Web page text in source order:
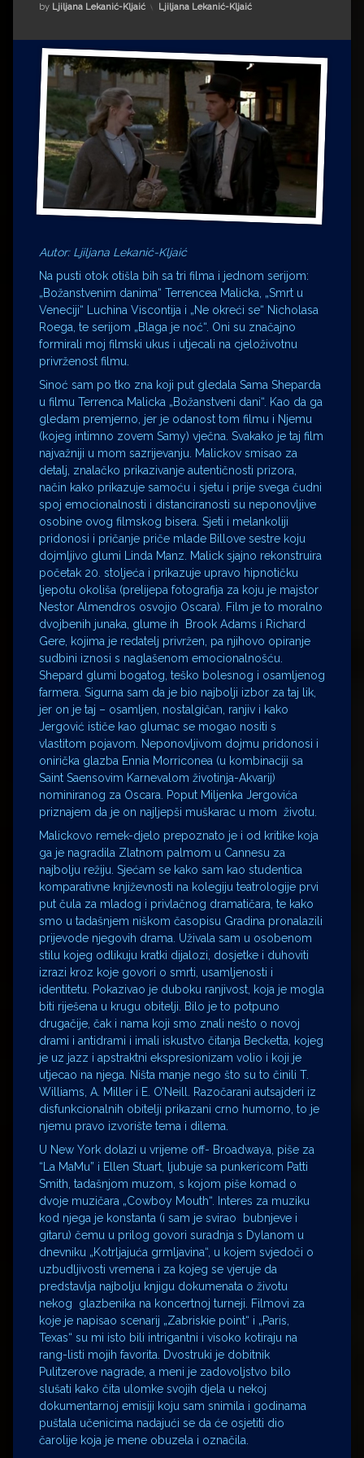
Impressum
Milenko Strižak
Drugi autori
Drugi autori
Matea Andrić
Ljiljana Lekanić-Kljaić
Željko Krznarić
Mario Lovreković
by Ljiljana Lekanić-Kljaić Kategorije:
Ljiljana Lekanić-Kljaić
Autor: Ljiljana Lekanić-Kljaić
Na pusti otok otišla bih sa tri filma i jednom serijom:
„Božanstvenim danima“ Terrencea Malicka, „Smrt u
Veneciji“ Luchina Viscontija i „Ne okreći se“ Nicholasa
Roega, te serijom „Blaga je noć“. Oni su značajno
formirali moj filmski ukus i utjecali na cjeloživotnu
privrženost filmu.
Sinoć sam po tko zna koji put gledala Sama Sheparda
u filmu Terrenca Malicka „Božanstveni dani“. Kao da ga
gledam premjerno, jer je odanost tom filmu i Njemu
(kojeg intimno zovem Samy) vječna. Svakako je taj film
najvažniji u mom sazrijevanju. Malickov smisao za
detalj, znalačko prikazivanje autentičnosti prizora,
način kako prikazuje samoću i sjetu i prije svega čudni
spoj emocionalnosti i distanciranosti su neponovljive
osobine ovog filmskog bisera. Sjeti i melankoliji
pridonosi i pričanje priče mlade Billove sestre koju
dojmljivo glumi Linda Manz. Malick sjajno rekonstruira
početak 20. stoljeća i prikazuje upravo hipnotičku
ljepotu okoliša (prelijepa fotografija za koju je majstor
Nestor Almendros osvojio Oscara). Film je to moralno
dvojbenih junaka, glume ih Brook Adams i Richard
Gere, kojima je redatelj privržen, pa njihovo opiranje
sudbini iznosi s naglašenom emocionalnošću.
Shepard glumi bogatog, teško bolesnog i osamljenog
farmera. Sigurna sam da je bio najbolji izbor za taj lik,
jer on je taj – osamljen, nostalgičan, ranjiv i kako
Jergović ističe kao glumac se mogao nositi s
vlastitom pojavom. Neponovljivom dojmu pridonosi i
onirička glazba Ennia Morriconea (u kombinaciji sa
Saint Saensovim Karnevalom životinja-Akvarij)
nominiranog za Oscara. Poput Miljenka Jergovića
priznajem da je on najljepši muškarac u mom životu.
Malickovo remek-djelo prepoznato je i od kritike koja
ga je nagradila Zlatnom palmom u Cannesu za
najbolju režiju. Sjećam se kako sam kao studentica
komparativne književnosti na kolegiju teatrologije prvi
put čula za mladog i privlačnog dramatičara, te kako
smo u tadašnjem niškom časopisu Gradina pronalazili
prijevode njegovih drama. Uživala sam u osobenom
stilu kojeg odlikuju kratki dijalozi, dosjetke i duhoviti
izrazi kroz koje govori o smrti, usamljenosti i
identitetu. Pokazivao je duboku ranjivost, koja je mogla
biti riješena u krugu obitelji. Bilo je to potpuno
drugačije, čak i nama koji smo znali nešto o novoj
drami i antidrami i imali iskustvo čitanja Becketta, kojeg
je uz jazz i apstraktni ekspresionizam volio i koji je
utjecao na njega. Ništa manje nego što su to činili T.
Williams, A. Miller i E. O’Neill. Razočarani autsajderi iz
disfunkcionalnih obitelji prikazani crno humorno, to je
njemu pravo izvorište tema i dilema.
U New York dolazi u vrijeme off- Broadwaya, piše za
“La MaMu” i Ellen Stuart, ljubuje sa punkericom Patti
Smith, tadašnjom muzom, s kojom piše komad o
dvoje muzičara „Cowboy Mouth“. Interes za muziku
kod njega je konstanta (i sam je svirao bubnjeve i
gitaru) čemu u prilog govori suradnja s Dylanom u
dnevniku „Kotrljajuća grmljavina“, u kojem svjedoči o
uzbudljivosti vremena i za kojeg se vjeruje da
predstavlja najbolju knjigu dokumenata o životu
nekog glazbenika na koncertnoj turneji. Filmovi za
koje je napisao scenarij „Zabriskie point“ i „Paris,
Texas“ su mi isto bili intrigantni i visoko kotiraju na
rang-listi mojih favorita. Dvostruki je dobitnik
Pulitzerove nagrade, a meni je zadovoljstvo bilo
slušati kako čita ulomke svojih djela u nekoj
dokumentarnoj emisiji koju sam snimila i godinama
puštala učenicima nadajući se da će osjetiti dio
čarolije koja je mene obuzela i označila.